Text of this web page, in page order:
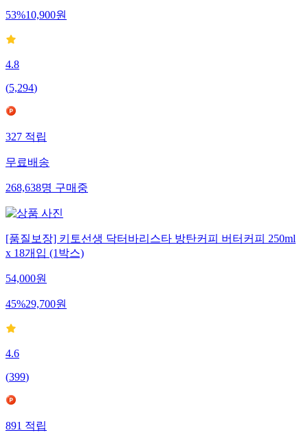
53%10,900원
4.8
(5,294)
327적립
무료배송
268,638명구매중
[품질보장] 키토선생 닥터바리스타 방탄커피 버터커피 250ml
x 18개입 (1박스)
54,000원
45%29,700원
4.6
(399)
891적립